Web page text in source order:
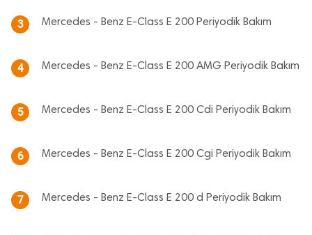
3 Mercedes - Benz E-Class E 200 Periyodik Bakım
4 Mercedes - Benz E-Class E 200 AMG Periyodik Bakım
5 Mercedes - Benz E-Class E 200 Cdi Periyodik Bakım
6 Mercedes - Benz E-Class E 200 Cgi Periyodik Bakım
7 Mercedes - Benz E-Class E 200 d Periyodik Bakım